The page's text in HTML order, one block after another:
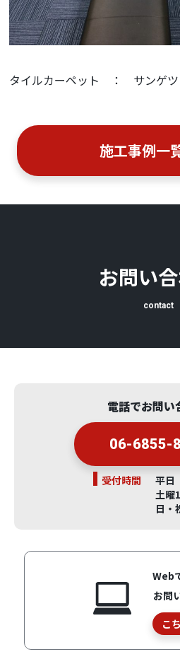
タイルカーペット ： サンゲ
施工事例一
お問い
contact
電話でお問い
06-6855-
受付時間
平日
土曜
日
Web
お問
こ